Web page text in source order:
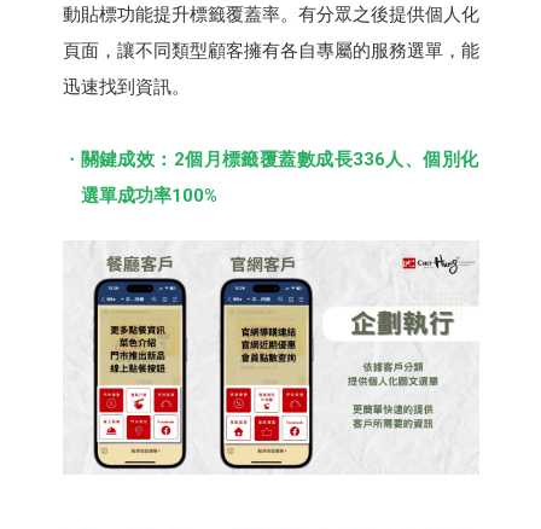
動貼標功能提升標籤覆蓋率。有分眾之後提供個人化
頁面，讓不同類型顧客擁有各自專屬的服務選單，能
迅速找到資訊。
關鍵成效：2個月標籤覆蓋數成長336人、個別化
選單成功率100%